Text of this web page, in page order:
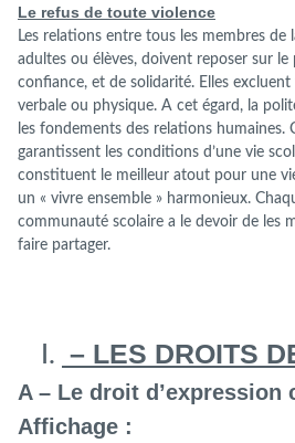
Le refus de toute violence
Les relations entre tous les membres de
adultes ou élèves, doivent reposer sur
confiance, et de solidarité. Elles
verbale ou physique. A cet égard, la
les fondements des relations humaines.
garantissent les conditions d’une vie
constituent le meilleur atout pour une
un « vivre ensemble » harmonieux.
communauté scolaire a le devoir de les
faire partager.
– LES DROITS
A – Le droit d’expression
Affichage :